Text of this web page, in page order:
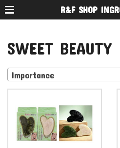
R&F SHOP
SWEET BEAUTY
Importance